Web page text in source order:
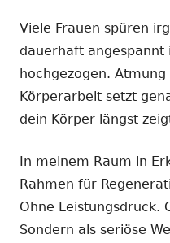
Viele Frauen spüren
dauerhaft angespannt
hochgezogen.
Körperarbeit setzt
dein Körper längst
In meinem Raum in
Rahmen für
Ohne Leistungsdruck.
Sondern als seriöse